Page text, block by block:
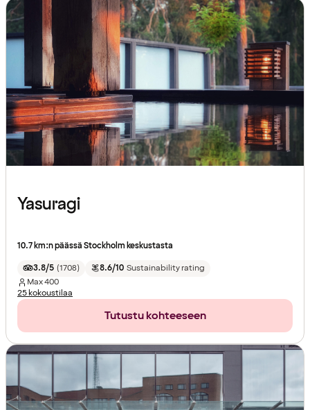
Yasuragi
10.7 km:n päässä Stockholm keskustasta
3.8/5 (1708) 8.6/10 Sustainability rating
Max400
25 kokoustilaa
Tutustu kohteeseen